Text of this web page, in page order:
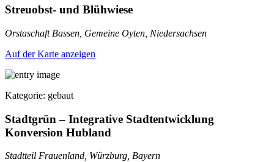
Streuobst- und Blühwiese
Orstaschaft Bassen, Gemeine Oyten, Niedersachsen
Auf der Karte anzeigen
Kategorie: gebaut
Stadtgrün – Integrative Stadtentwicklung
Konversion Hubland
Stadtteil Frauenland, Würzburg, Bayern